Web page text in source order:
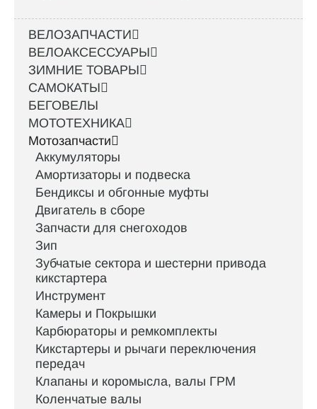
ВЕЛОЗАПЧАСТИ
ВЕЛОАКСЕССУАРЫ
ЗИМНИЕ ТОВАРЫ
САМОКАТЫ
БЕГОВЕЛЫ
МОТОТЕХНИКА
Мотозапчасти
Аккумуляторы
Амортизаторы и подвеска
Бендиксы и обгонные муфты
Двигатель в сборе
Запчасти для снегоходов
Зип
Зубчатые сектора и шестерни привода
кикстартера
Инструмент
Камеры и Покрышки
Карбюраторы и ремкомплекты
Кикстартеры и рычаги переключения
передач
Клапаны и коромысла, валы ГРМ
Коленчатые валы